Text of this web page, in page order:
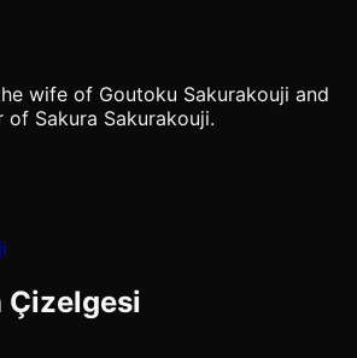
wife of Goutoku Sakurakouji and
Sakura Sakurakouji.
Çizelgesi